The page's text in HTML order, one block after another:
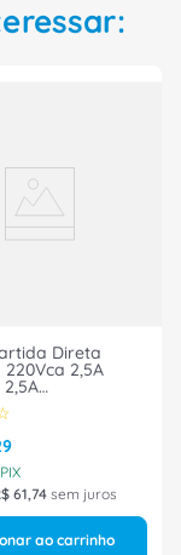
Direta
2,5A
2,5A
Altronic
61,74 sem juros
ao carrinho